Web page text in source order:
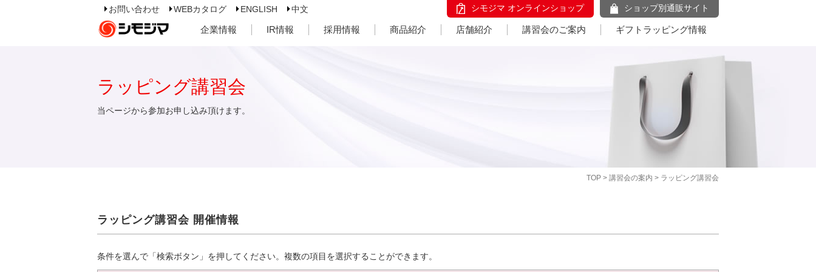
お問い合わせ WEBカタログ ENGLISH 中文 シモジマ オンラインショップ ショップ別通販サイト
企業情報 IR情報 採用情報 商品紹介 店舗紹介 講習会のご案内 ギフトラッピング情報
TOP > 講習会の案内 > ラッピング講習会
ラッピング講習会
当ページから参加お申し込み頂けます。
ラッピング講習会 開催情報
条件を選んで「検索ボタン」を押してください。複数の項目を選択することができます。